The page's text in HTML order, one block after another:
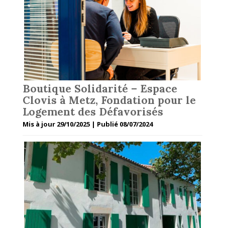
Boutique Solidarité – Espace
Clovis à Metz, Fondation pour le
Logement des Défavorisés
Mis à jour 29/10/2025 | Publié 08/07/2024